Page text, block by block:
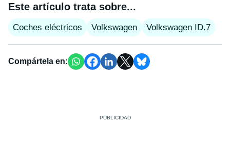
Este artículo trata sobre...
Coches eléctricos Volkswagen Volkswagen ID.7
Compártela en: